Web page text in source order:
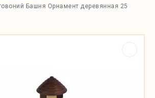
Башня Орнамент деревянная 25